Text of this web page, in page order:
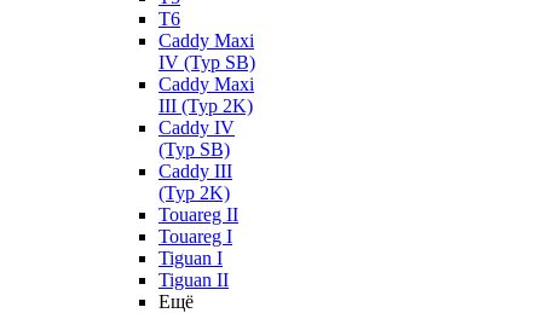
T6
Caddy Maxi
IV (Typ SB)
Caddy Maxi
III (Typ 2K)
Caddy IV
(Typ SB)
Caddy III
(Typ 2K)
Touareg II
Touareg I
Tiguan I
Tiguan II
Ещё